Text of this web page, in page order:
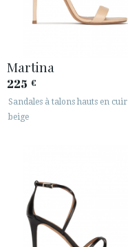
Martina
225 €
Sandales à talons hauts en cuir
beige